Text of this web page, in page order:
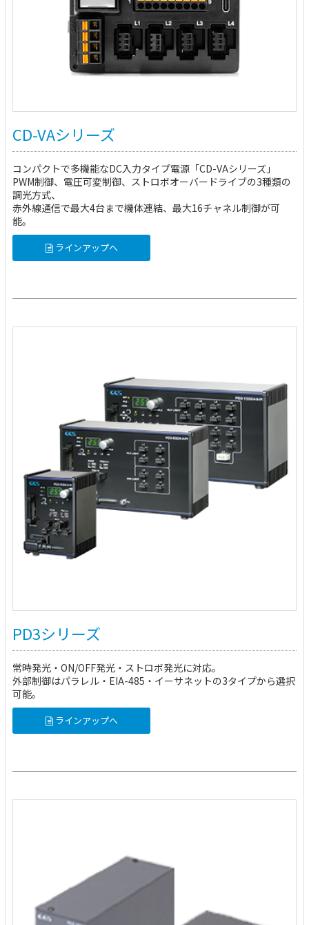
CD-VAシリーズ
コンパクトで多機能なDC入力タイプ電源「CD-VAシリーズ」
PWM制御、電圧可変制御、ストロボオーバードライブの3種類の
調光方式、
赤外線通信で最大4台まで機体連結、最大16チャネル制御が可
能。
ラインアップへ
PD3シリーズ
常時発光・ON/OFF発光・ストロボ発光に対応。
外部制御はパラレル・EIA-485・イーサネットの3タイプから選択
可能。
ラインアップへ